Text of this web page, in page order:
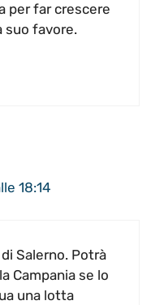
per far crescere
suo favore.
18:14
Salerno. Potrà
Campania se lo
una lotta